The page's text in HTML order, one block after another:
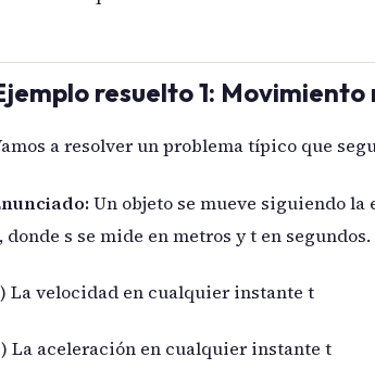
resuelto 1:
a resolver un problema típico que
Un objeto se mueve siguiendo la
donde s se mide en metros y t en
La velocidad en cualquier instante t
La aceleración en cualquier instante t